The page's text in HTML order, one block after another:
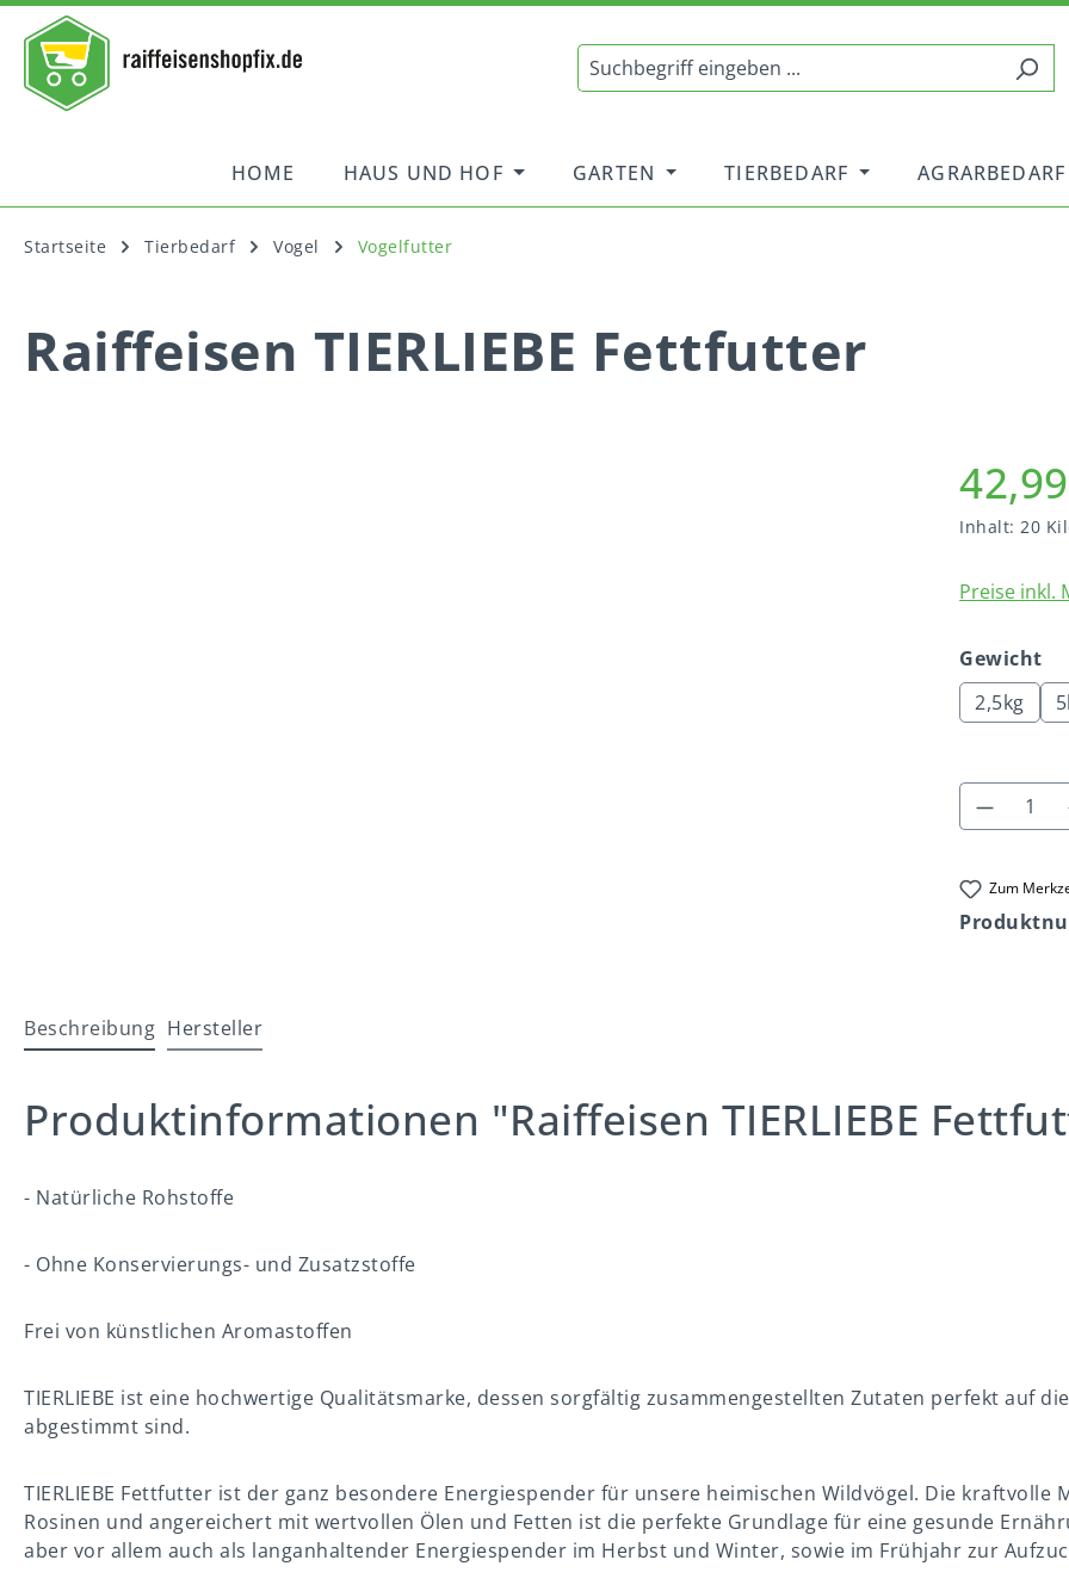
HOME HAUS UND HOF GARTEN TIERBEDARF AGRARBEDARF
Startseite Tierbedarf Vogel Vogelfutter
Raiffeisen TIERLIEBE Fettfutter
Inhalt: 20
Preise inkl.
Gewicht
2,5kg
Zum
Beschreibung Hersteller
Produktinformationen "Raiffeisen TIERLIEBE
- Natürliche Rohstoffe
- Ohne Konservierungs- und Zusatzstoffe
Frei von künstlichen Aromastoffen
TIERLIEBE ist eine hochwertige Qualitätsmarke, dessen sorgfältig zusammengestellten Zutaten perfekt auf
abgestimmt sind.
TIERLIEBE Fettfutter ist der ganz besondere Energiespender für unsere heimischen Wildvögel. Die kraftvolle
Rosinen und angereichert mit wertvollen Ölen und Fetten ist die perfekte Grundlage für eine gesunde
aber vor allem auch als langanhaltender Energiespender im Herbst und Winter, sowie im Frühjahr zur